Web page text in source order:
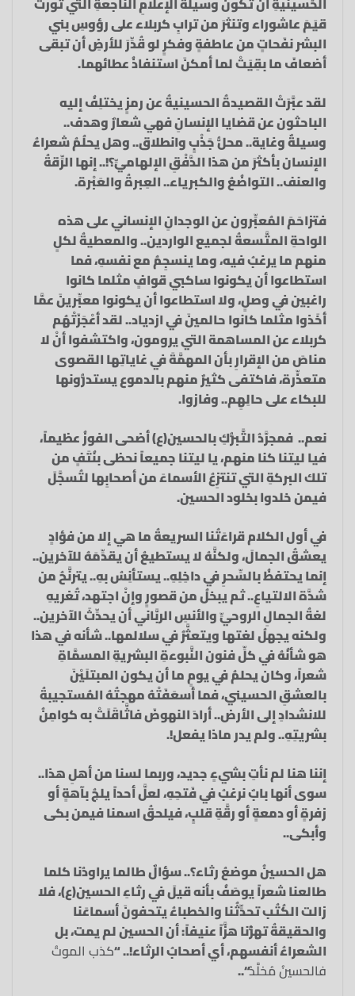
قيَمَ عاشوراء وتنثرَ من ترابِ كربلاء على رؤوسِ بني
البشر نفَحاتٍ من عاطفةٍ وفكرٍ لو قُدِّرَ للأرضِ أن تبقى
أضعافَ ما بقِيَتْ لما أمكنَ استنفاذُ عطائهما.
لقد عبَّرَتْ القصيدةُ الحسينيةُ عن رمزٍ يختلِفُ إليه
الباحثون عن قضايا الإنسانِ فهي شعارٌ وهدف..
وسيلةٌ وغاية.. محلُّ جَذْبٍ وانطلاق.. وهل يحلُمُ شعراءُ
الإنسان بأكثرَ من هذا الدَّفْقِ الإلهاميِّ؟!.. إنها الرِّقةُ
والعنف.. التواضُعُ والكبرياء.. العِبرةُ والعَبْرة.
فتزاحَمَ المُعبِّرون عن الوجدانِ الإنساني على هذه
الواحةِ المتَّسعةُ لجميع الواردين.. والمعطيةُ لكلٍ
منهم ما يرغبُ فيه، وما ينسجِمُ مع نفسهِ، فما
استطاعوا أن يكونوا ساكبي قوافٍ مثلما كانوا
راغبين في وصلٍ، ولا استطاعوا أن يكونوا معبِّرينَ عمَّا
أخَذوا مثلما كانوا حالمينَ في ازدياد.. لقد أعْجَزَتْهُم
كربلاء عن المساهمة التي يرومون، واكتشفوا أنْ لا
مناصَ من الإقرارِ بأن المهمَّةَ في غاياتِها القصوى
متعذِّرة، فاكتفى كثيرٌ منهم بالدموع يستدرُّونها
للبكاء على حالِهِم.. وفازوا.
نعم.. فمجرَّدُ التَّبرُّكِ بالحسين(ع) أضحى الفوزُ عظيماً،
فيا ليتنا كنا منهم، يا ليتنا جميعاً نحظى بنُتَفٍ من
تلك البركةِ التي تنتزِعُ الأسماءَ من أصحابِها لتُسجَّلَ
فيمن خلدوا بخلود الحسين.
في أول الكلام قراءَتُنا السريعةُ ما هي إلا من فؤادٍ
يعشقُ الجمالَ، ولكنَّهُ لا يستطيعُ أن يقدِّمَهُ للآخرين..
إنما يحتفظُ بالسِّحرِ في داخِلِهِ.. يستأنِسُ بهِ.. يترنَّحُ من
شدَّة الالتياعِ.. ثم يبخلُ من قصورٍ وإنْ اجتهد، تُغريهِ
لغةُ الجمالِ الروحيِّ والأنسِ الربَّاني أن يحدِّثَ الآخرين..
ولكنه يجهلُ لغتها ويتعثَّرُ في سلالمها.. شأنه في هذا
هو شأنُهُ في كلِّ فنون النَّبوءةِ البشريةِ المسمَّاةِ
شعراً، وكان يحلمُ في يومٍ ما أن يكون المبتلَيْنَ
بالعشقِ الحسيني، فما أسعَفَتْهُ مهجتُهُ المُستجيبةُ
للانشدادِ إلى الأرض.. أرادَ النهوضَ فاثَّاقَلَتْ به كوامِنُ
بشريتِهِ.. ولم يدر ماذا يفعل!.
إننا هنا لم نأتِ بشيءٍ جديد، وربما لسنا من أهلِ هذا..
سوى أنها بابٌ نرغبُ في فَتحِهِ، لعلَّ أحداً يلجُ بآهةٍ أو
زفرةٍ أو دمعةٍ أو رقَّةِ قلبٍ، فيلحقُ اسمنا فيمن بكى
وأبكى..
هل الحسينُ موضعُ رثاء؟.. سؤالٌ طالما يراودُنا كلما
طالعنا شعراً يوصَفُ بأنه قيلَ في رثاءِ الحسين(ع)، فلا
زالت الكُتُب تحدِّثُنا والخطباءُ يتحفونَ أسماعَنا
والحقيقةُ تهزُّنا هزَّاً عنيفاً: أن الحسين لم يمت، بل
الشعراءُ أنفسهم، أي أصحابُ الرثاء!.. “كذب الموتُ
فالحسينُ مُخلَّدُ“..